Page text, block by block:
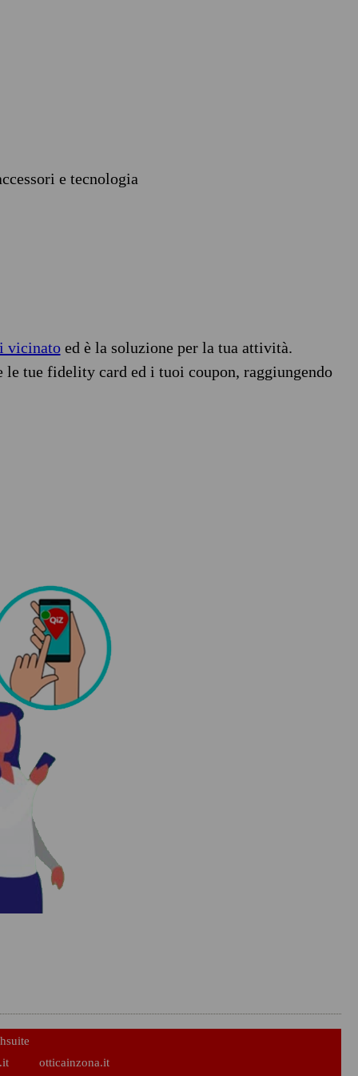
e tecnologia
vicinatoed è la soluzione per la tua attività.
tue fidelity card ed i tuoi coupon, raggiungendo
otticainzona.it